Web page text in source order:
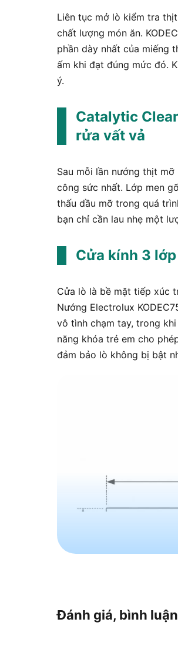
Liên tục mở lò kiểm tra
chất lượng món ăn.
phần dày nhất của miếng
ấm khi đạt đúng mức đó.
ý.
Catalytic
rửa vất vả
Sau mỗi lần nướng thịt
công sức nhất. Lớp men
thấu dầu mỡ trong quá
bạn chỉ cần lau nhẹ một
Cửa kính 3
Cửa lò là bề mặt tiếp xúc
Nướng Electrolux
vô tình chạm tay, trong
năng khóa trẻ em cho
đảm bảo lò không bị bật
Đánh giá, bình